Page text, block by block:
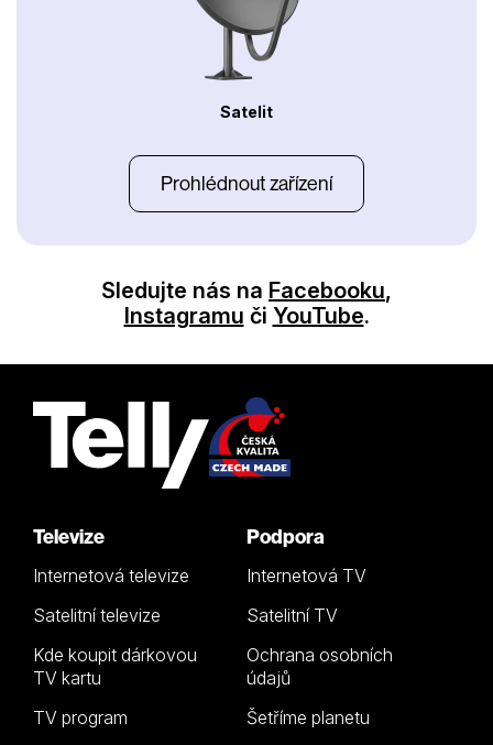
Satelit
Prohlédnout zařízení
Sledujte nás na Facebooku,
Instagramu či YouTube.
Televize
Internetová televize
Satelitní televize
Kde koupit dárkovou
TV kartu
TV program
Podpora
Internetová TV
Satelitní TV
Ochrana osobních
údajů
Šetříme planetu